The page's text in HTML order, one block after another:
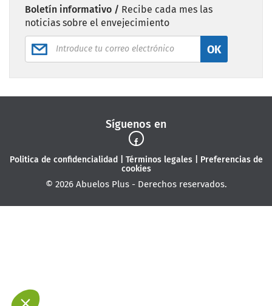
Boletín informativo / Recibe cada mes las
noticias sobre el envejecimiento
OK
Síguenos en
Politica de confidencialidad Términos legales| Preferencias de
cookies
© 2026 Abuelos Plus - Derechos reservados.